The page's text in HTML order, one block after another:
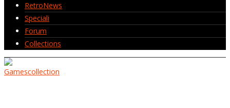
RetroNews
Speciali
Forum
Collections